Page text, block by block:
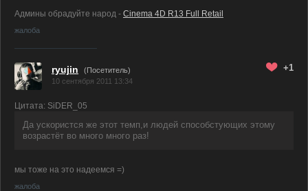
Админы обрадуйте народ - Cinema 4D R13 Full Retail
жалоба
ryujin
(Посетитель)
10 сентября 2011 13:34
+1
Цитата: SiDER_05
Да ускористся же этот темп,и людей способстующих этому
возрастёт во много много раз!
мы тоже на это надеемся =)
жалоба